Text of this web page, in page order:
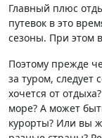
Главный плюс
путевок в это
сезоны. При этом
Поэтому прежде
за туром, следует
хочется от
море? А может
курорты? Или вы